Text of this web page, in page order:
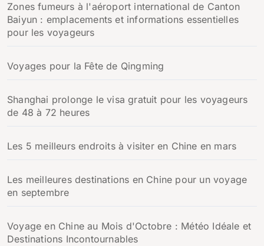
Zones fumeurs à l'aéroport international de Canton
Baiyun : emplacements et informations essentielles
pour les voyageurs
Voyages pour la Fête de Qingming
Shanghai prolonge le visa gratuit pour les voyageurs
de 48 à 72 heures
Les 5 meilleurs endroits à visiter en Chine en mars
Les meilleures destinations en Chine pour un voyage
en septembre
Voyage en Chine au Mois d'Octobre : Météo Idéale et
Destinations Incontournables